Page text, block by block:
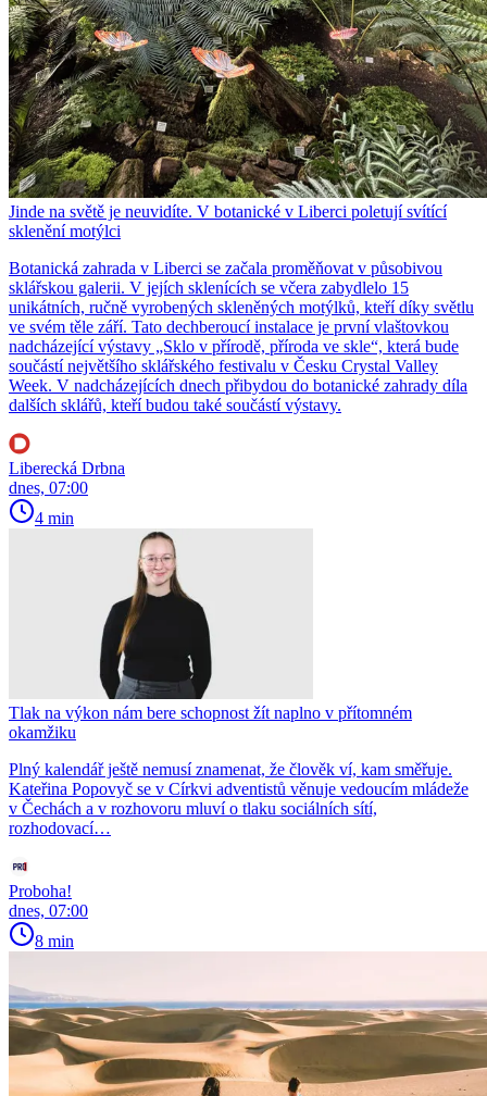
Jinde na světě je neuvidíte. V botanické v Liberci poletují svítící
sklenění motýlci
Botanická zahrada v Liberci se začala proměňovat v působivou
sklářskou galerii. V jejích sklenících se včera zabydlelo 15
unikátních, ručně vyrobených skleněných motýlků, kteří díky světlu
ve svém těle září. Tato dechberoucí instalace je první vlaštovkou
nadcházející výstavy „Sklo v přírodě, příroda ve skle“, která bude
součástí největšího sklářského festivalu v Česku Crystal Valley
Week. V nadcházejících dnech přibydou do botanické zahrady díla
dalších sklářů, kteří budou také součástí výstavy.
Liberecká Drbna
dnes, 07:00
4 min
Tlak na výkon nám bere schopnost žít naplno v přítomném
okamžiku
Plný kalendář ještě nemusí znamenat, že člověk ví, kam směřuje.
Kateřina Popovyč se v Církvi adventistů věnuje vedoucím mládeže
v Čechách a v rozhovoru mluví o tlaku sociálních sítí,
rozhodovací…
Proboha!
dnes, 07:00
8 min